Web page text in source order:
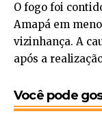
O fogo foi
Amapá em
vizinhança. A
após a
Você pode